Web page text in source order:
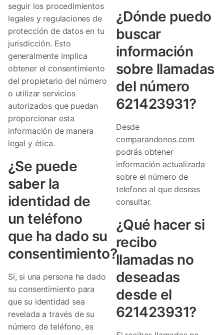
seguir los procedimientos
legales y regulaciones de
protección de datos en tu
jurisdicción. Esto
generalmente implica
obtener el consentimiento
del propietario del número
o utilizar servicios
autorizados que puedan
proporcionar esta
información de manera
legal y ética.
¿Se puede
saber la
identidad de
un teléfono
que ha dado su
consentimiento?
Sí, si una persona ha dado
su consentimiento para
que su identidad sea
revelada a través de su
número de teléfono, es
¿Dónde puedo
buscar
información
sobre llamadas
del número
621423931?
Desde
comparandonos.com
podrás obtener
información actualizada
sobre el número de
telefono al que deseas
consultar.
¿Qué hacer si
recibo
llamadas no
deseadas
desde el
621423931?